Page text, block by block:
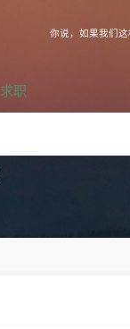
你说，如果我们
求职